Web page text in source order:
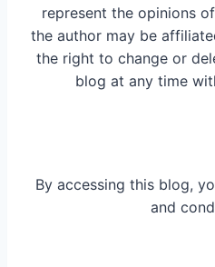
represent the opinions
the author may be
the right to change or
blog at any time
By accessing this blog,
and